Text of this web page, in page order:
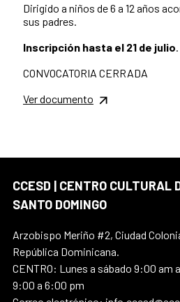
Dirigido a niños de 6 a 12 años
sus padres.
Inscripción hasta el 21 de julio.
CONVOCATORIA CERRADA
Ver documento
CCESD | CENTRO CULTURAL
SANTO DOMINGO
Arzobispo Meriño #2, Ciudad
República Dominicana.
CENTRO: Lunes a sábado 9:00 am
9:00 a 6:00 pm